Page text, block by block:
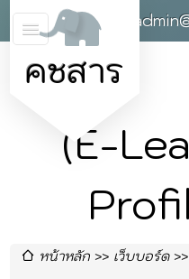
คชสาร
0868142004
(E-
หน้าหลัก เว็บบอร์ด